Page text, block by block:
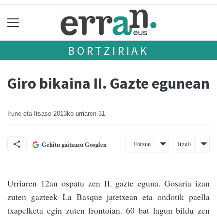
BORTZIRIAK
Giro bikaina II. Gazte egunean
Irune eta Itsaso 2013ko urriaren 31
Gehitu gaitzazu Googlen Entzun Itzuli
Urriaren 12an ospatu zen II. gazte eguna. Gosaria izan
zuten gazteek La Basque jatetxean eta ondotik paella
txapelketa egin zuten frontoian. 60 bat lagun bildu zen